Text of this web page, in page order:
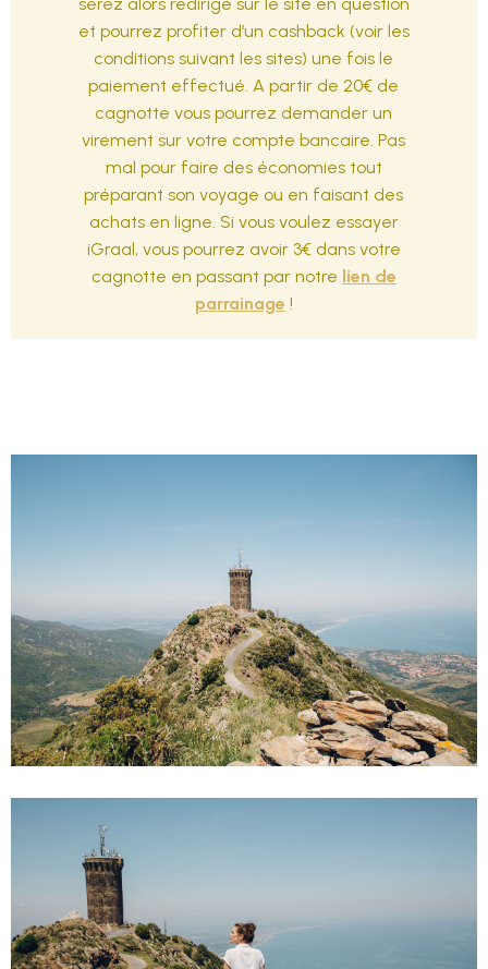
serez alors redirigé sur le site en question
et pourrez profiter d’un cashback (voir les
conditions suivant les sites) une fois le
paiement effectué. A partir de 20€ de
cagnotte vous pourrez demander un
virement sur votre compte bancaire. Pas
mal pour faire des économies tout
préparant son voyage ou en faisant des
achats en ligne. Si vous voulez essayer
iGraal, vous pourrez avoir 3€ dans votre
cagnotte en passant par notre lien de
parrainage !